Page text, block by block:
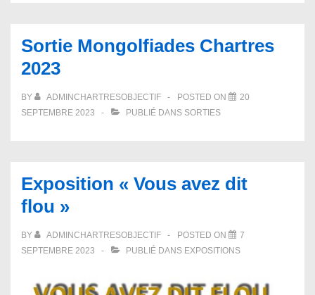
Sortie Mongolfiades Chartres
2023
BY ADMINCHARTRESOBJECTIF POSTED ON
20
SEPTEMBRE 2023
PUBLIÉ DANS SORTIES
Exposition « Vous avez dit
flou »
BY ADMINCHARTRESOBJECTIF POSTED ON
7
SEPTEMBRE 2023
PUBLIÉ DANS EXPOSITIONS